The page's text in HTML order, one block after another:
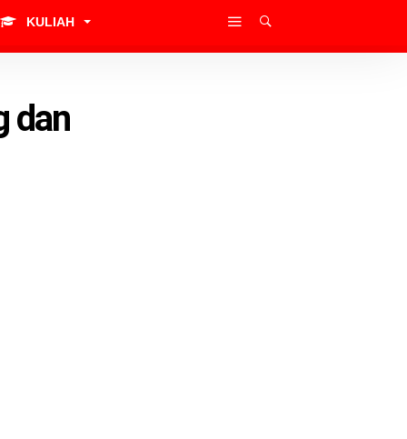
KULIAH
dan